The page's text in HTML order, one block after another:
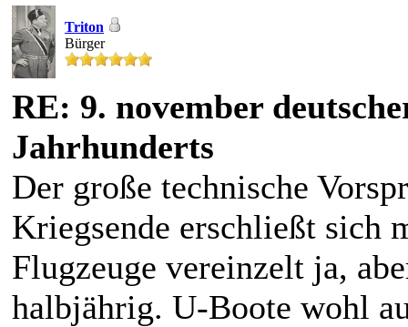
Triton
Bürger
RE: 9. november
Jahrhunderts
Der große technische
Kriegsende erschließt sich
Flugzeuge vereinzelt ja,
halbjährig. U-Boote wohl